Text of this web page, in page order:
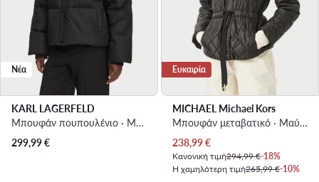
Νέα
KARL LAGERFELD
Μπουφάν πουπουλένιο · Μαύρο
299,99€
Ευκαιρία
MICHAEL Michael Kors
Μπουφάν μεταβατικό · Μαύρο
Τρέχουσα τιμή
238,99€
Κανονική τιμή294,99 €-18%
Η χαμηλότερη τιμή265,99 €-10%